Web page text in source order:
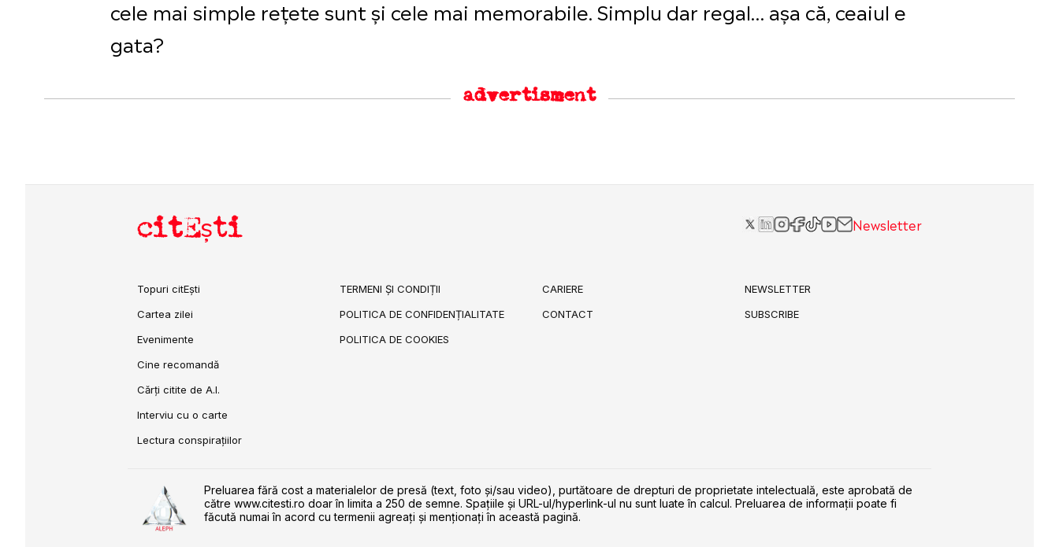
cele mai simple rețete sunt și cele mai memorabile. Simplu dar regal… așa că, ceaiul e
gata?
advertisment
citEști Newsletter
Topuri citEști
Cartea zilei
Evenimente
Cine recomandă
Cărți citite de A.I.
Interviu cu o carte
Lectura conspirațiilor
TERMENI ȘI CONDIȚII
POLITICA DE CONFIDENȚIALITATE
POLITICA DE COOKIES
CARIERE
CONTACT
NEWSLETTER
SUBSCRIBE
Preluarea fără cost a materialelor de presă (text, foto și/sau video), purtătoare de drepturi de proprietate intelectuală, este aprobată de
către www.citesti.ro doar în limita a 250 de semne. Spaţiile şi URL-ul/hyperlink-ul nu sunt luate în calcul. Preluarea de informaţii poate fi
făcută numai în acord cu termenii agreaţi şi menţionaţi în această pagină.